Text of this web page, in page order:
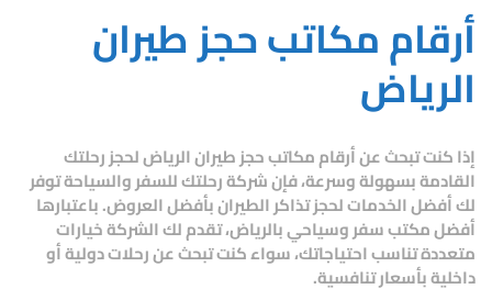
أرقام مكاتب حجز طيران
الرياض
إذا كنت تبحث عنأرقام مكاتب حجز طيران الرياضلحجز رحلتك
القادمة بسهولة وسرعة، فإنشركة رحلتك للسفر والسياحةتوفر
لك أفضل الخدمات لحجز تذاكر الطيران بأفضل العروض. باعتبارها
أفضل مكتب سفر وسياحي بالرياض، تقدم لك الشركة خيارات
متعددة تناسب احتياجاتك، سواء كنت تبحث عن رحلات دولية أو
داخلية بأسعار تنافسية.